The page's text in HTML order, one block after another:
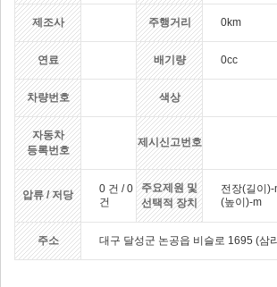
제조사 주행거리 0km
연료 배기량 0cc
차량번호 색상
자동차
등록번호
제시신고번호
압류 / 저당
0 건 / 0
건
주요제원 및
선택적 장치
전장(길이
(높이)-m
주소 대구 달성군 논공읍 비슬로 1695 (삼